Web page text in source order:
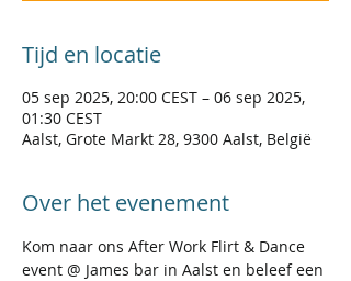
Tijd en locatie
05 sep 2025, 20:00 CEST – 06 sep 2025,
01:30 CEST
Aalst, Grote Markt 28, 9300 Aalst, België
Over het evenement
Kom naar ons After Work Flirt & Dance
event @ James bar in Aalst en beleef een